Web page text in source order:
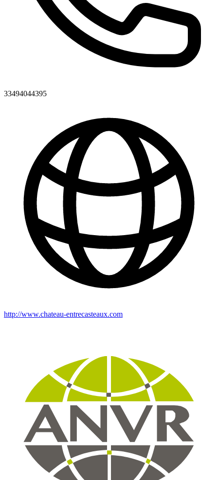
33494044395
http://www.chateau-entrecasteaux.com